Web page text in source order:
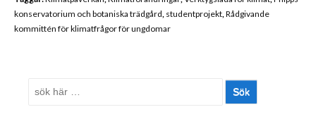
konservatorium och botaniska trädgård, studentprojekt,Rådgivande
kommittén för klimatfrågor för ungdomar
Sök